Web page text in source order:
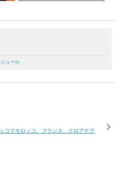
ュール
でモロッコ、フランス、クロアチア